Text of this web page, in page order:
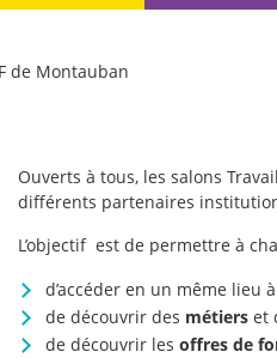
de Montauban
Ouverts à tous, les salons
différents partenaires
L’objectif est de permettre à
d’accéder en un même lieu
de découvrir des métiers et
de découvrir les offres de